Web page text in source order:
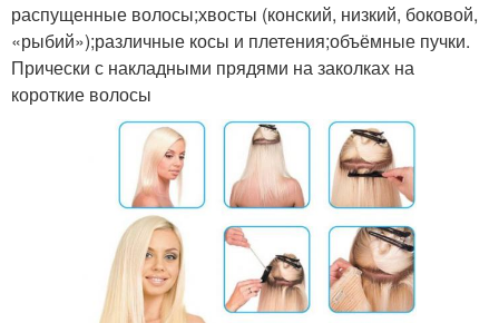
распущенные волосы;хвосты (конский, низкий, боковой,
«рыбий»);различные косы и плетения;объёмные пучки.
Прически с накладными прядями на заколках на
короткие волосы